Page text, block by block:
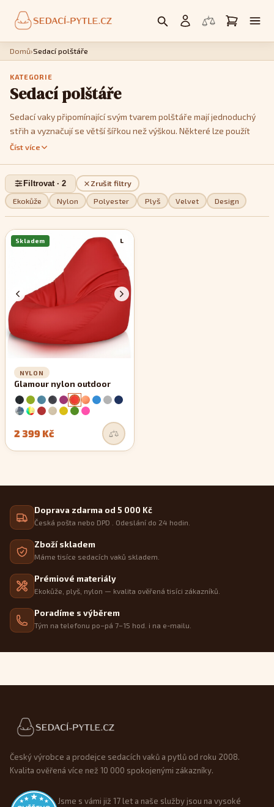
Domů›Sedací polštáře
KATEGORIE
Sedací polštáře
Sedací vaky připomínající svým tvarem polštáře mají jednoduchý
střih a vyznačují se větší šířkou než výškou. Některé lze použít
jako křesla, postavíte li je na kratší hranu. Jedná se především o
pomocí kterých je můžete tvarovat a vykouzlit tak třeba tvar
imitující menší sedačku. Pokud jde o design, můžete si v této sekci
vybrat z jednobarevných, dvoubarevných nebo pestře
vzorovaných modelů, podle toho, které se stylově nejvíce hodí do
vašeho interiéru.
Číst více
Ekokůže Nylon Polyester Plyš Velvet Design
Zrušit filtry
Filtrovat · 2
L
Skladem
NYLON
Glamour nylon outdoor
2 399 Kč
Doprava zdarma od 5 000 Kč
Česká pošta nebo DPD . Odeslání do 24 hodin.
Zboží skladem
Máme tisíce sedacích vaků skladem.
Prémiové materiály
Ekokůže, plyš, nylon — kvalita ověřená tisíci zákazníků.
Poradíme s výběrem
Tým na telefonu po–pá 7–15 hod. i na e-mailu.
Patička webu
Český výrobce a prodejce sedacích vaků a pytlů od roku 2008.
Kvalita ověřená více než 10 000 spokojenými zákazníky.
Jsme s vámi již 17 let a naše služby jsou na vysoké